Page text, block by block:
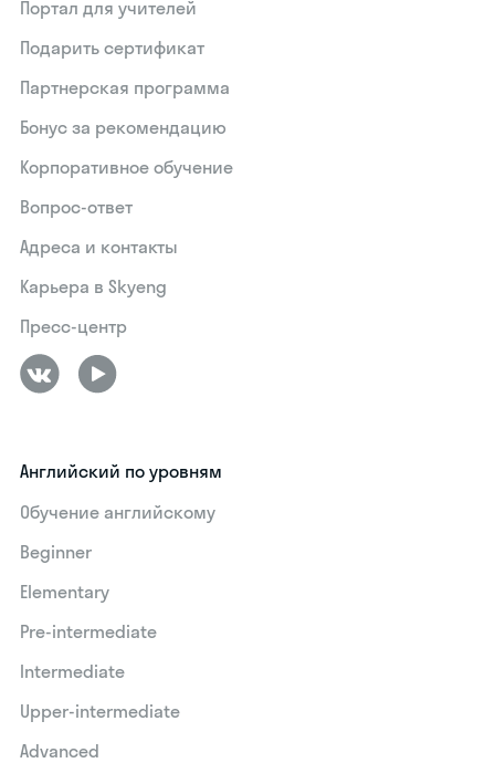
Портал для учителей
Подарить сертификат
Партнерская программа
Бонус за рекомендацию
Корпоративное обучение
Вопрос-ответ
Адреса и контакты
Карьера в Skyeng
Пресс-центр
Английский по уровням
Обучение английскому
Beginner
Elementary
Pre-intermediate
Intermediate
Upper-intermediate
Advanced